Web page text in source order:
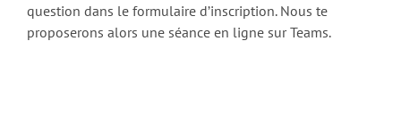
question dans le formulaire d’inscription. Nous te
proposerons alors une séance en ligne sur Teams.